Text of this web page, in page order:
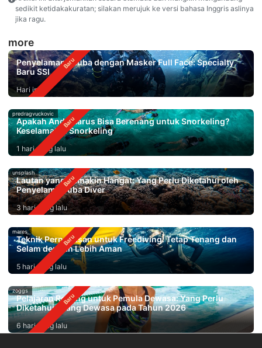
sedikit ketidakakuratan; silakan merujuk ke versi bahasa Inggris aslinya
jika ragu.
more
Penyelaman Scuba dengan Masker Full Face: Specialty
Baru SSI
Hari ini
predragvuckovic
Apakah Anda Harus Bisa Berenang untuk Snorkeling?
Keselamatan Snorkeling
1 hari yang lalu
unsplash
Lautan yang Semakin Hangat: Yang Perlu Diketahui oleh
Penyelam Scuba Diver
3 hari yang lalu
mares
Teknik Pernapasan untuk Freediving: Tetap Tenang dan
Selam dengan Lebih Aman
5 hari yang lalu
zoggs
Pelajaran Renang untuk Pemula Dewasa: Yang Perlu
Diketahui Orang Dewasa pada Tahun 2026
6 hari yang lalu